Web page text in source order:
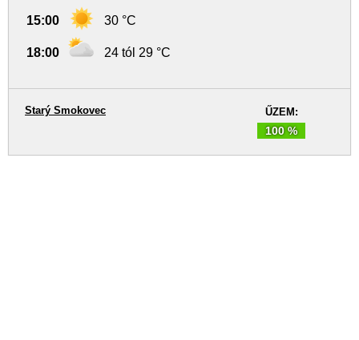
15:00 30 °C
18:00 24 tól 29 °C
ŰZEM:
100 %
Starý Smokovec